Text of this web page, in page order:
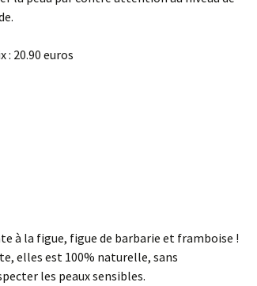
: 20.90 euros
à la figue, figue de barbarie et framboise !
elles est 100% naturelle, sans
les peaux sensibles.